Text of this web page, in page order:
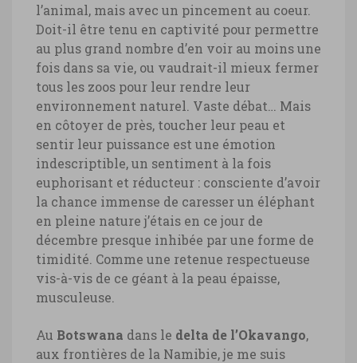
l’animal, mais avec un pincement au coeur.
Doit-il être tenu en captivité pour permettre
au plus grand nombre d’en voir au moins une
fois dans sa vie, ou vaudrait-il mieux fermer
tous les zoos pour leur rendre leur
environnement naturel. Vaste débat… Mais
en côtoyer de près, toucher leur peau et
sentir leur puissance est une émotion
indescriptible, un sentiment à la fois
euphorisant et réducteur : consciente d’avoir
la chance immense de caresser un éléphant
en pleine nature j’étais en ce jour de
décembre presque inhibée par une forme de
timidité. Comme une retenue respectueuse
vis-à-vis de ce géant à la peau épaisse,
musculeuse.
Au Botswana dans le delta de l’Okavango,
aux frontières de la Namibie, je me suis